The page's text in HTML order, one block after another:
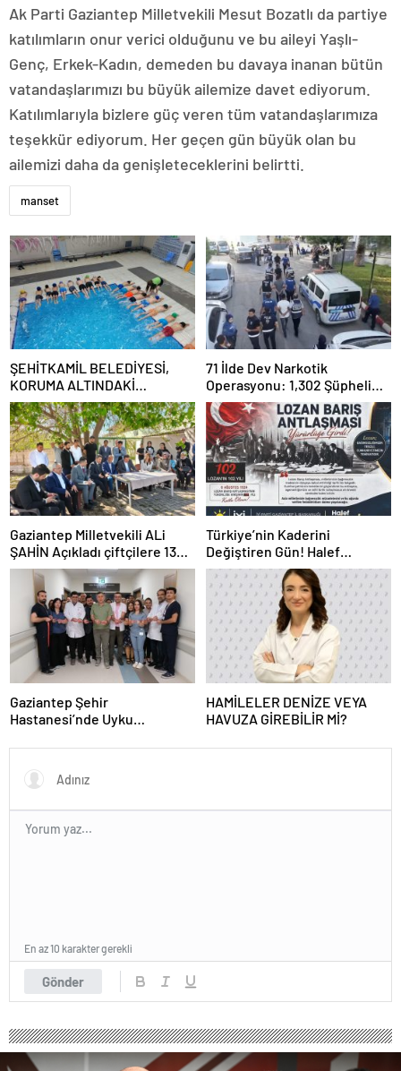
Ak Parti Gaziantep Milletvekili Mesut Bozatlı da partiye
katılımların onur verici olduğunu ve bu aileyi Yaşlı-
Genç, Erkek-Kadın, demeden bu davaya inanan bütün
vatandaşlarımızı bu büyük ailemize davet ediyorum.
Katılımlarıyla bizlere güç veren tüm vatandaşlarımıza
teşekkür ediyorum. Her geçen gün büyük olan bu
ailemizi daha da genişleteceklerini belirtti.
manset
ŞEHİTKAMİL BELEDİYESİ,
KORUMA ALTINDAKİ
ÇOCUKLARI SPORLA
BULUŞTURUYOR
71 İlde Dev Narkotik
Operasyonu: 1,302 Şüpheli
Yakalandı, 844 Tutuklama
Gaziantep Milletvekili ALi
ŞAHİN Açıkladı çiftçilere 132
Milyon TL acil destek!
Türkiye’nin Kaderini
Değiştiren Gün! Halef
Bilgiç’ten Lozan’ın Yıl
Dönümünde Anlamlı Mesaj!
Gaziantep Şehir
Hastanesi’nde Uyku
Hizmete Açıldı
HAMİLELER DENİZE VEYA
HAVUZA GİREBİLİR Mİ?
Gönder
En az 10 karakter gerekli